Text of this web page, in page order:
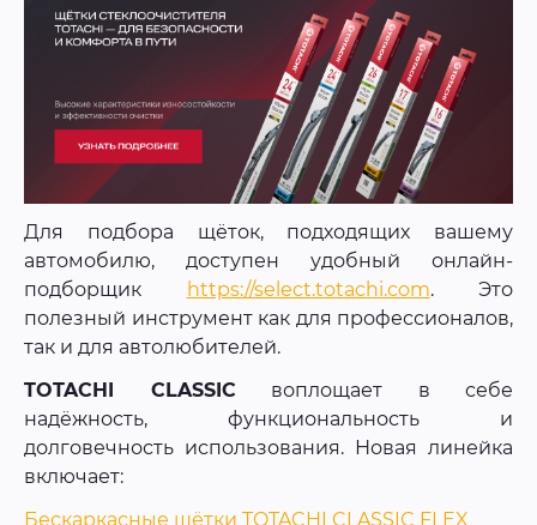
Для подбора щёток, подходящих вашему
автомобилю, доступен удобный онлайн-
подборщик
https://select.totachi.com. Это
полезный инструмент как для профессионалов,
так и для автолюбителей.
TOTACHI CLASSIC воплощает в себе
надёжность, функциональность и
долговечность использования. Новая линейка
включает:
Бескаркасные щётки TOTACHI CLASSIC FLEX